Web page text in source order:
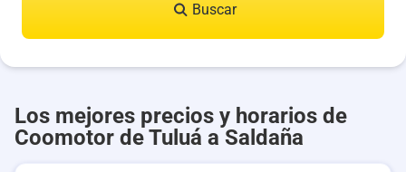
Buscar
Los mejores precios y horarios de
Coomotor de Tuluá a Saldaña